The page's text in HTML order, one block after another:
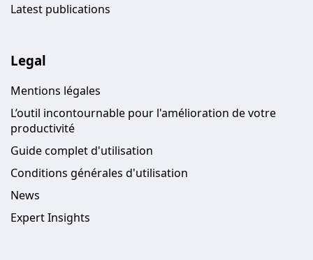
Latest publications
Legal
Mentions légales
L’outil incontournable pour l'amélioration de votre
productivité
Guide complet d'utilisation
Conditions générales d'utilisation
News
Expert Insights